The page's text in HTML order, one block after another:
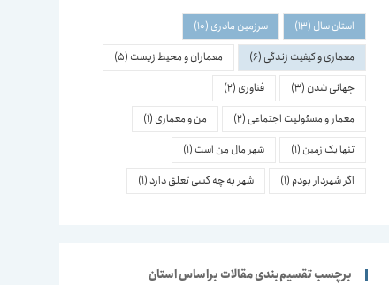
استان سال (13) سرزمین مادری (10)
معماری و کیفیت زندگی (6) معماران و محیط زیست (5)
جهانی شدن (3) فناوری (2)
معمار و مسئولیت اجتماعی (2) من و معماری (1)
تنها یک زمین (1) شهر مال من است (1)
اگر شهردار بودم (1) شهر به چه کسی تعلق دارد(1)
برچسب تقسیم‌بندی مقالات براساس استان